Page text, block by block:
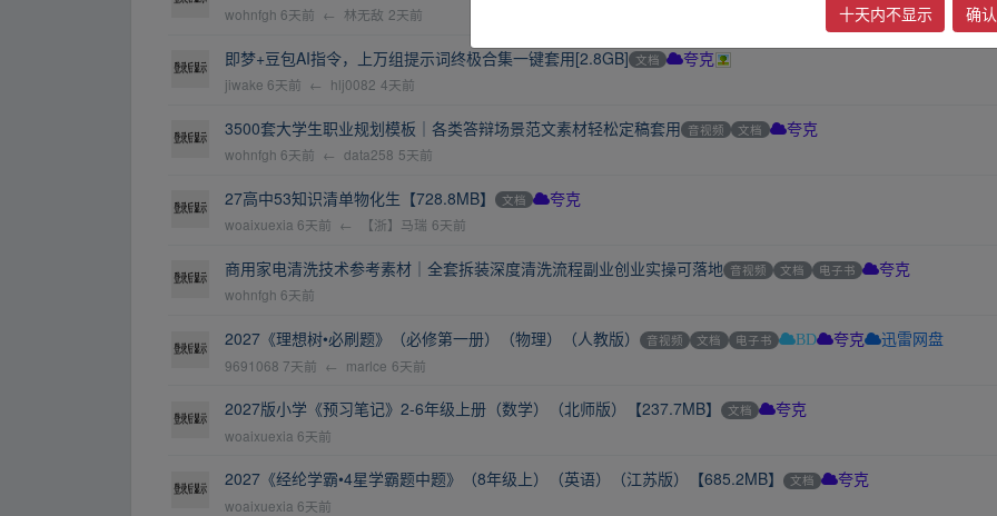
wohnfgh 6天前 ← 林无敌 2天前
即梦+豆包AI指令，上万组提示词终极合集一键套用[2.8GB] 文档 夸克
jiwake 6天前 ← hlj0082 4天前
3500套大学生职业规划模板｜各类答辩场景范文素材轻松定稿套用 音视频 文档 夸克
wohnfgh 6天前 ← data258 5天前
27高中53知识清单物化生【728.8MB】 文档 夸克
woaixuexia 6天前 ← 【浙】马瑞 6天前
商用家电清洗技术参考素材｜全套拆装深度清洗流程副业创业实操可落地 音视频 文档 电子书 夸克
wohnfgh 6天前
2027《理想树•必刷题》（必修第一册）（物理）（人教版） 音视频 文档 电子书 BD 夸克 迅雷网盘
9691068 7天前 ← marlce 6天前
2027版小学《预习笔记》2-6年级上册（数学）（北师版）【237.7MB】 文档 夸克
woaixuexia 6天前
2027《经纶学霸•4星学霸题中题》（8年级上）（英语）（江苏版）【685.2MB】 文档 夸克
woaixuexia 6天前
十天内不显示 确认